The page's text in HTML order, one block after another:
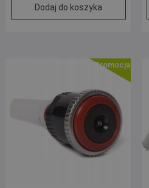
wynosiła:
38,00 zł.
wynosi:
31,50 zł.
Dodaj do koszyka
Promocja!